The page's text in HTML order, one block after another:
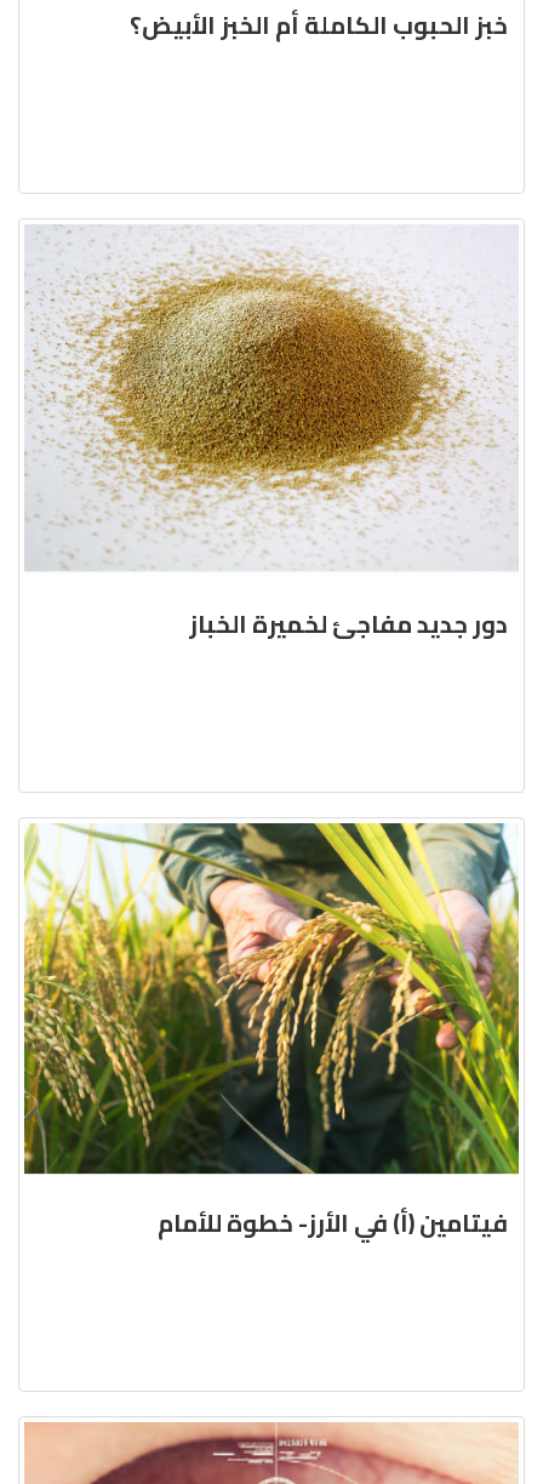
خبز الحبوب الكاملة أم الخبز الأبيض؟
دور جديد مفاجئ لخميرة الخباز
فيتامين (أ) في الأرز- خطوة للأمام